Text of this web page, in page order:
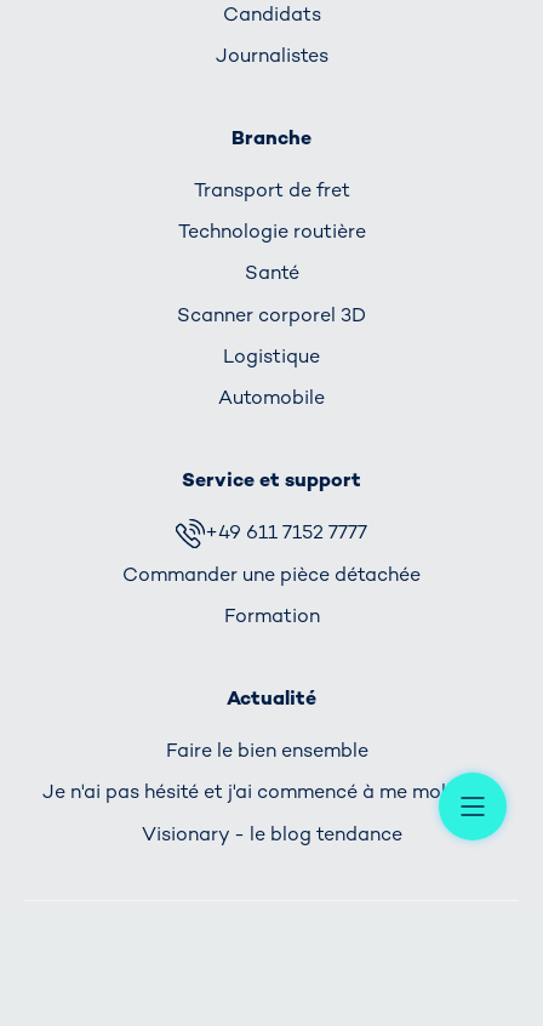
Candidats
Journalistes
Branche
Transport de fret
Technologie routière
Santé
Scanner corporel 3D
Logistique
Automobile
Service et support
+49 611 7152 7777
Commander une pièce détachée
Formation
Actualité
Faire le bien ensemble
Je n'ai pas hésité et j'ai commencé à me mobiliser
Visionary - le blog tendance